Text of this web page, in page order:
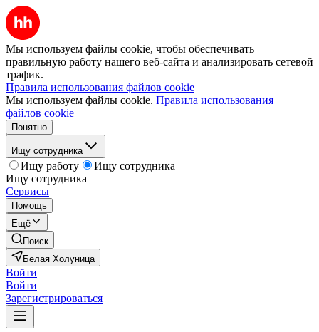
Мы используем файлы cookie, чтобы обеспечивать
правильную работу нашего веб-сайта и анализировать сетевой
трафик.
Правила использования файлов cookie
Мы используем файлы cookie. Правила использования
файлов cookie
Понятно
Ищу сотрудника
Ищу работу
Ищу сотрудника
Ищу сотрудника
Сервисы
Помощь
Ещё
Поиск
Белая Холуница
Войти
Войти
Зарегистрироваться